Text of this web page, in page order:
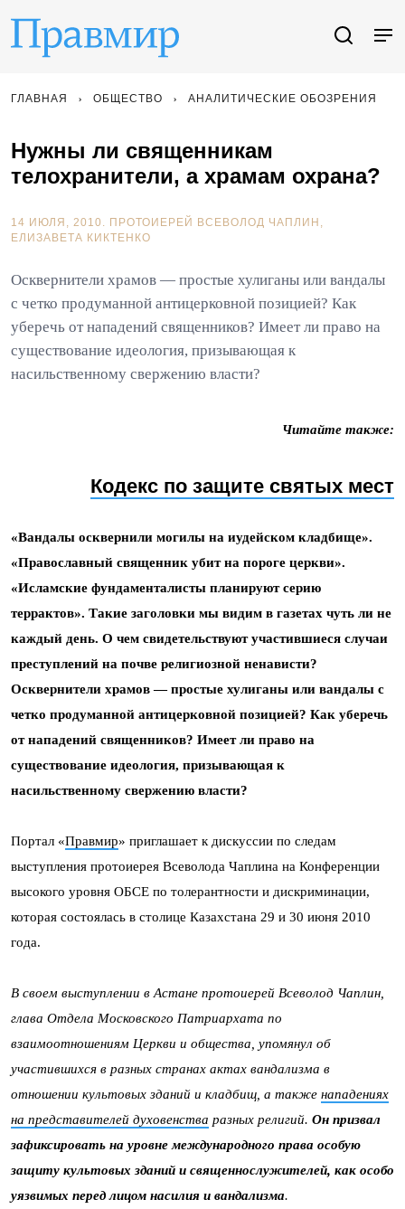
ГЛАВНАЯ ОБЩЕСТВО АНАЛИТИЧЕСКИЕ ОБОЗРЕНИЯ
Нужны ли священникам
телохранители, а храмам охрана?
14 ИЮЛЯ, 2010. ПРОТОИЕРЕЙ ВСЕВОЛОД ЧАПЛИН
ЕЛИЗАВЕТА КИКТЕНКО
Осквернители храмов — простые хулиганы или вандалы
с четко продуманной антицерковной позицией? Как
уберечь от нападений священников? Имеет ли право на
существование идеология, призывающая к
насильственному свержению власти?
Читайте также:
Кодекс по защите святых мест
«Вандалы осквернили могилы на иудейском кладбище».
«Православный священник убит на пороге церкви».
«Исламские фундаменталисты планируют серию
террактов». Такие заголовки мы видим в газетах чуть ли не
каждый день. О чем свидетельствуют участившиеся случаи
преступлений на почве религиозной ненависти?
Осквернители храмов — простые хулиганы или вандалы с
четко продуманной антицерковной позицией? Как уберечь
от нападений священников? Имеет ли право на
существование идеология, призывающая к
насильственному свержению власти?
Портал «Правмир» приглашает к дискуссии по следам
выступления протоиерея Всеволода Чаплина на Конференции
высокого уровня ОБСЕ по толерантности и дискриминации,
которая состоялась в столице Казахстана 29 и 30 июня 2010
года.
В своем выступлении в Астане протоиерей Всеволод Чаплин,
глава Отдела Московского Патриархата по
взаимоотношениям Церкви и общества, упомянул об
участившихся в разных странах актах вандализма в
отношении культовых зданий и кладбищ, а также нападениях
на представителей духовенства разных религий. Он призвал
зафиксировать на уровне международного права особую
защиту культовых зданий и священнослужителей, как особо
уязвимых перед лицом насилия и вандализма.